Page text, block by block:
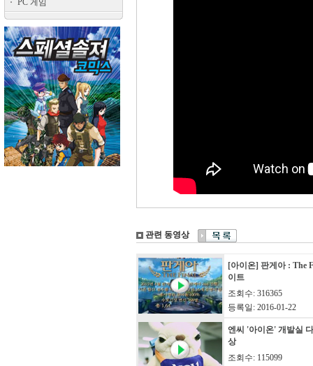
PC 게임
관련 동영상
[아이온] 판게아 : The
이트
조회수: 316365
등록일: 2016-01-22
엔씨 '아이온' 개발실
상
조회수: 115099